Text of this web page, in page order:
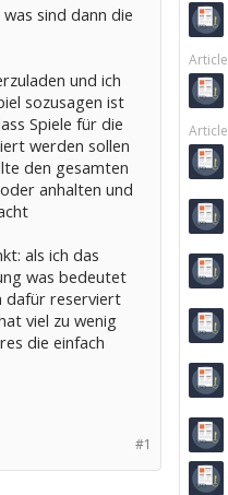
sind dann die
und ich
sozusagen ist
Spiele für die
werden sollen
den gesamten
anhalten und
als ich das
was bedeutet
dafür reserviert
viel zu wenig
die einfach
#1
Article
Article